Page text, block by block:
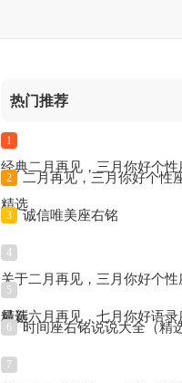
热门推荐
1
经典二月再见，三月你好个
精选
2 二月再见，三月你好个性
3 诚信唯美座右铭
4
关于二月再见，三月你好个
精选
5
最新六月再见，七月你好语
6 时间座右铭说说大全（精
7